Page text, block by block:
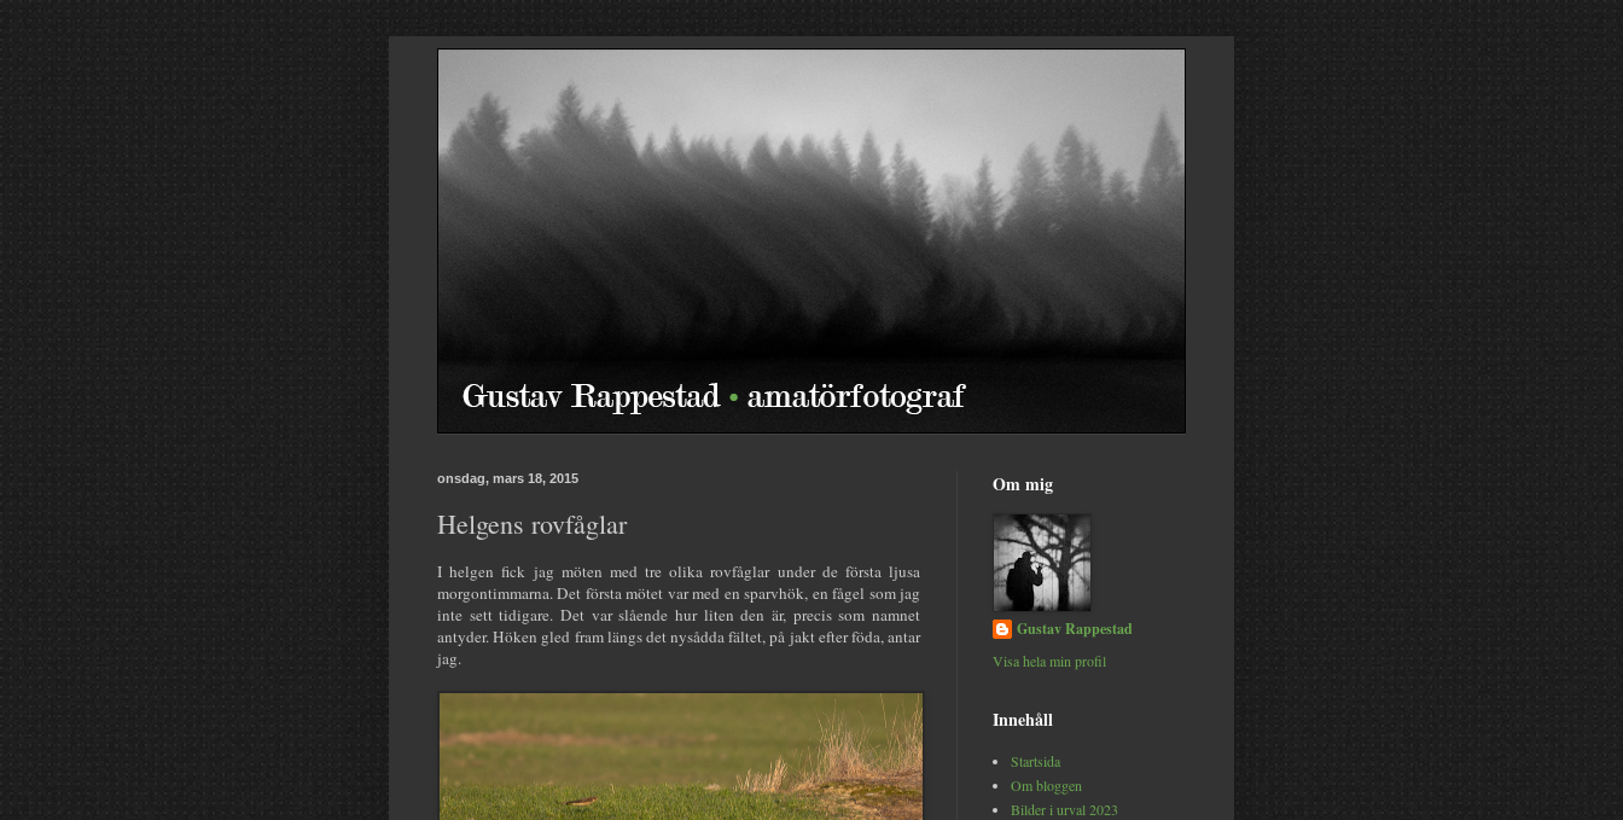
onsdag, mars 18, 2015
Helgens rovfåglar
I helgen fick jag möten med tre olika rovfåglar under de första ljusa
morgontimmarna. Det första mötet var med en sparvhök, en fågel som jag
inte sett tidigare. Det var slående hur liten den är, precis som namnet
antyder. Höken gled fram längs det nysådda fältet, på jakt efter föda, antar
jag.
Om mig
Gustav Rappestad
Visa hela min profil
Innehåll
Startsida
Om bloggen
Bilder i urval 2023